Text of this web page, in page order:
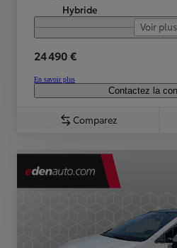
Hybride
Voir plus
24 490 €
En savoir plus
Contactez la
Comparez